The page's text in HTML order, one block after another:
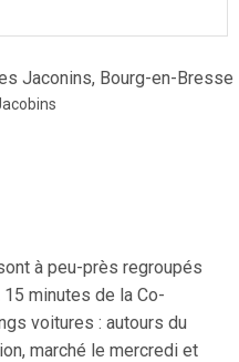
à peu-près regroupés
minutes de la Co-
voitures : autours du
marché le mercredi et